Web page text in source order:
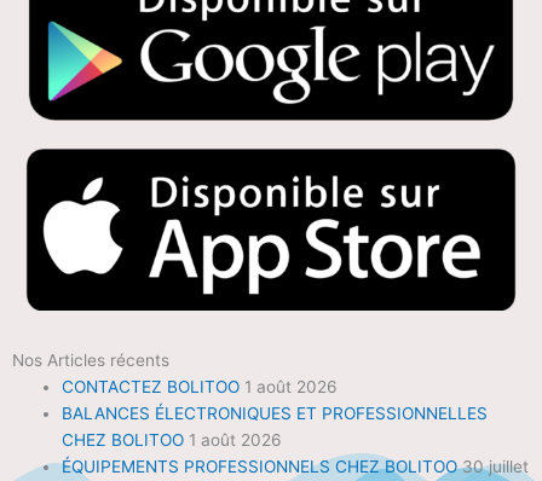
Nos Articles récents
CONTACTEZ BOLITOO 1 août 2026
BALANCES ÉLECTRONIQUES ET PROFESSIONNELLES
CHEZ BOLITOO 1 août 2026
ÉQUIPEMENTS PROFESSIONNELS CHEZ BOLITOO 30 juillet